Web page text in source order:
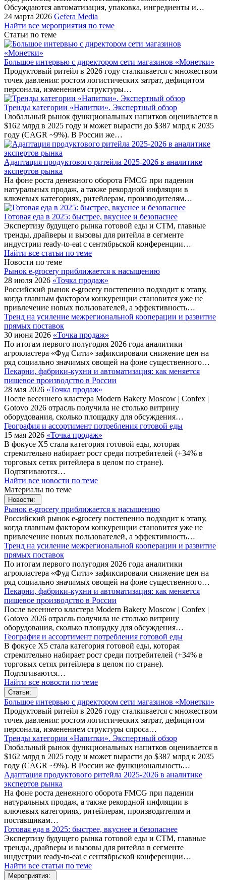
Обсуждаются автоматизация, упаковка, ингредиенты и…
24 марта 2026 Gefera Media
Найти все мероприятия по теме
Статьи по теме
Большое интервью с директором сети магазинов «Монетки»
Продуктовый ритейл в 2026 году сталкивается с множеством
точек давления: ростом логистических затрат, дефицитом
персонала, изменением структуры…
Тренды категории «Напитки». Экспертный обзор
Глобальный рынок функциональных напитков оценивается в
$162 млрд в 2025 году и может вырасти до $387 млрд к 2035
году (CAGR ~9%). В России же…
Адаптация продуктового ритейла 2025-2026 в аналитике
экспертов рынка
На фоне роста денежного оборота FMCG при падении
натуральных продаж, а также рекордной инфляции в
ключевых категориях, ритейлерам, производителям…
Готовая еда в 2025: быстрее, вкуснее и безопаснее
Экспертизу будущего рынка готовой еды и СТМ, главные
тренды, драйверы и вызовы для ритейла в сегменте
индустрии ready-to-eat с сентябрьской конференции…
Найти все статьи по теме
Новости по теме
Рынок e-grocery приближается к насыщению
28 июля 2026 «Точка продаж»
Российский рынок e-grocery постепенно подходит к этапу,
когда главным фактором конкуренции становится уже не
привлечение новых пользователей, а эффективность…
Тренд на усиление межрегиональной кооперации и развитие
прямых поставок
30 июня 2026 «Точка продаж»
По итогам первого полугодия 2026 года аналитики
агрокластера «Фуд Сити» зафиксировали снижение цен на
ряд социально значимых овощей на фоне существенного…
Пекарни, фабрики-кухни и автоматизация: как меняется
пищевое производство в России
28 мая 2026 «Точка продаж»
После весеннего кластера Modern Bakery Moscow | Confex |
Gotovo 2026 отрасль получила не столько витрину
оборудования, сколько площадку для обсуждения…
География и ассортимент потребления готовой еды
15 мая 2026 «Точка продаж»
В фокусе X5 стала категория готовой еды, которая
стремительно набирает рост среди потребителей (+34% в
торговых сетях ритейлера в целом по стране).
Подтягиваются…
Найти все новости по теме
Материалы по теме
Новости:
Рынок e-grocery приближается к насыщению
Российский рынок e-grocery постепенно подходит к этапу,
когда главным фактором конкуренции становится уже не
привлечение новых пользователей, а эффективность…
Тренд на усиление межрегиональной кооперации и развитие
прямых поставок
По итогам первого полугодия 2026 года аналитики
агрокластера «Фуд Сити» зафиксировали снижение цен на
ряд социально значимых овощей на фоне существенного…
Пекарни, фабрики-кухни и автоматизация: как меняется
пищевое производство в России
После весеннего кластера Modern Bakery Moscow | Confex |
Gotovo 2026 отрасль получила не столько витрину
оборудования, сколько площадку для обсуждения…
География и ассортимент потребления готовой еды
В фокусе X5 стала категория готовой еды, которая
стремительно набирает рост среди потребителей (+34% в
торговых сетях ритейлера в целом по стране).
Подтягиваются…
Найти все новости по теме
Статьи:
Большое интервью с директором сети магазинов «Монетки»
Продуктовый ритейл в 2026 году сталкивается с множеством
точек давления: ростом логистических затрат, дефицитом
персонала, изменением структуры спроса…
Тренды категории «Напитки». Экспертный обзор
Глобальный рынок функциональных напитков оценивается в
$162 млрд в 2025 году и может вырасти до $387 млрд к 2035
году (CAGR ~9%). В России же функциональность…
Адаптация продуктового ритейла 2025-2026 в аналитике
экспертов рынка
На фоне роста денежного оборота FMCG при падении
натуральных продаж, а также рекордной инфляции в
ключевых категориях, ритейлерам, производителям и
поставщикам…
Готовая еда в 2025: быстрее, вкуснее и безопаснее
Экспертизу будущего рынка готовой еды и СТМ, главные
тренды, драйверы и вызовы для ритейла в сегменте
индустрии ready-to-eat с сентябрьской конференции…
Найти все статьи по теме
Мероприятия: